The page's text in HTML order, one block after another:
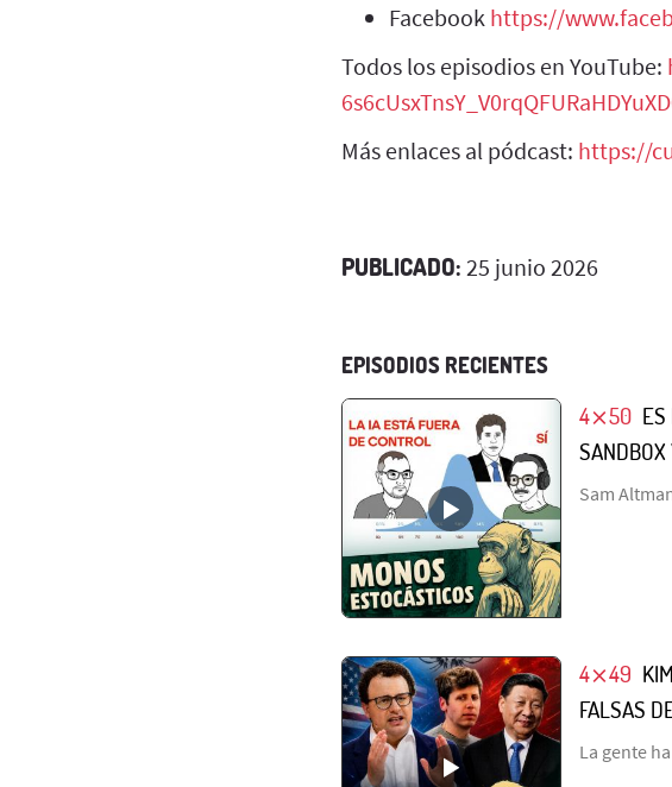
Facebook https://
Todos los episodios en YouTube:
Más enlaces al pódcast: https://
PUBLICADO: 25 junio 2026
EPISODIOS RECIENTES
4⨯50
Sam
4⨯49
FALSAS
La gente